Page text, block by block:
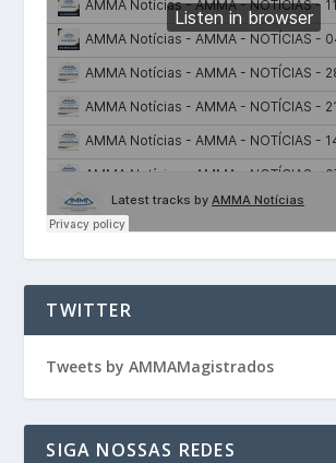
TWITTER
Tweets by AMMAMagistrados
SIGA NOSSAS REDES